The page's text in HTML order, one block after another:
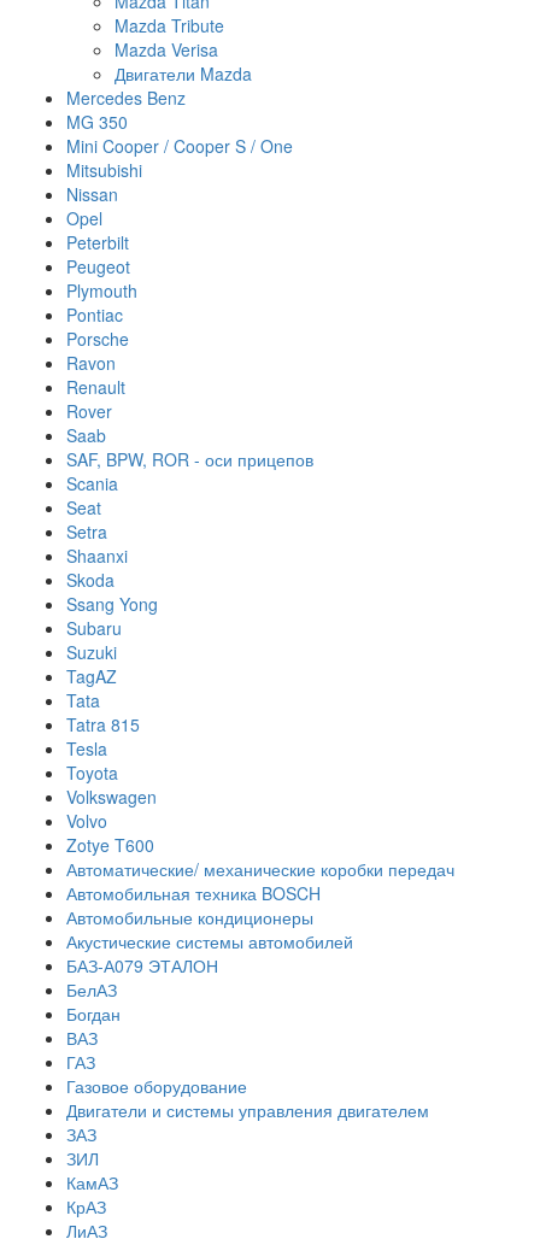
Mazda Tribute
Mazda Verisa
Двигатели Mazda
Mercedes Benz
MG 350
Mini Cooper / Cooper S / One
Mitsubishi
Nissan
Opel
Peterbilt
Peugeot
Plymouth
Pontiac
Porsche
Ravon
Renault
Rover
Saab
SAF, BPW, ROR - оси прицепов
Scania
Seat
Setra
Shaanxi
Skoda
Ssang Yong
Subaru
Suzuki
TagAZ
Tata
Tatra 815
Tesla
Toyota
Volkswagen
Volvo
Zotye T600
Автоматические/ механические коробки передач
Автомобильная техника BOSCH
Автомобильные кондиционеры
Акустические системы автомобилей
БАЗ-А079 ЭТАЛОН
БелАЗ
Богдан
ВАЗ
ГАЗ
Газовое оборудование
Двигатели и системы управления двигателем
ЗАЗ
ЗИЛ
КамАЗ
КрАЗ
ЛиАЗ